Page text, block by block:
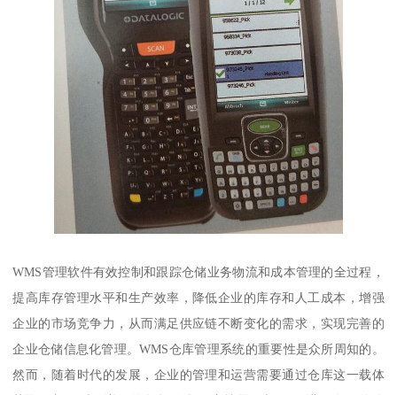
WMS管理软件有效控制和跟踪仓储业务物流和成本管理的全过程，
提高库存管理水平和生产效率，降低企业的库存和人工成本，增强
企业的市场竞争力，从而满足供应链不断变化的需求，实现完善的
企业仓储信息化管理。WMS仓库管理系统的重要性是众所周知的。
然而，随着时代的发展，企业的管理和运营需要通过仓库这一载体